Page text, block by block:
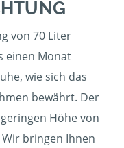
von 70 Liter
einen Monat
wie sich das
bewährt. Der
Höhe von
bringen Ihnen